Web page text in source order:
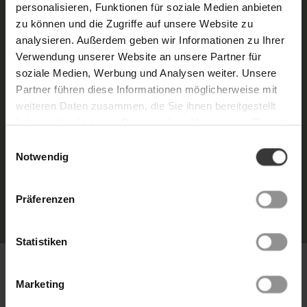
personalisieren, Funktionen für soziale Medien anbieten
zu können und die Zugriffe auf unsere Website zu
analysieren. Außerdem geben wir Informationen zu Ihrer
Verwendung unserer Website an unsere Partner für
soziale Medien, Werbung und Analysen weiter. Unsere
Partner führen diese Informationen möglicherweise mit
weiteren Daten zusammen, die Sie ihnen bereitgestellt
haben oder die sie im Rahmen Ihrer Nutzung der Dienste
unsererDatenschutzerklärung
Notwendig
Präferenzen
Statistiken
Marketing
„Nach dem Sonnenbad, der Rasur oder
bei trockenen Hautpartien ist das Aloe
Vera Gel eine pure Wohltat. Es beruhigt
sofort, spendet intensive Feuchtigkeit
und schenkt ein fühlbar frisches,
Inhaltsstoffe